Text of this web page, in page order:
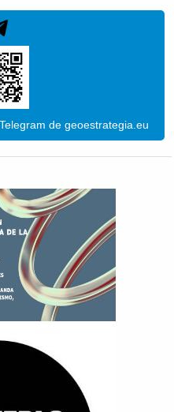
de geoestrategia.eu